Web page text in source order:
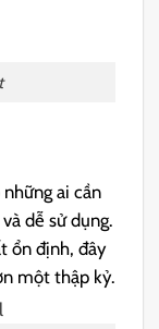
ai cần
dễ sử dụng.
ổn định, đây
một thập kỷ.